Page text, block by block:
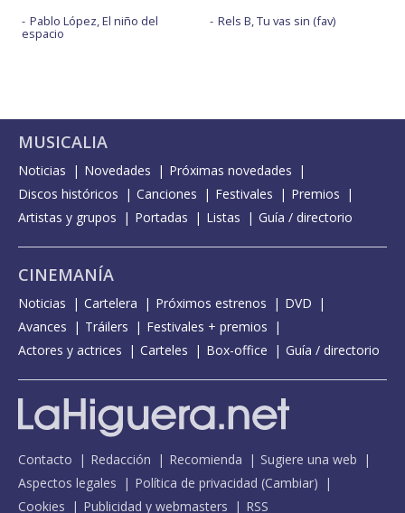
Pablo López, El niño del
espacio
Rels B, Tu vas sin (fav)
MUSICALIA
Noticias Novedades
Próximas novedades
Discos históricos
Canciones Festivales
Premios
Artistas y grupos
Portadas Listas Guía / directorio
CINEMANÍA
Noticias Cartelera Próximos estrenos
DVD
Avances
Tráilers
Festivales + premios
Actores y actrices
Carteles Box-office Guía / directorio
Contacto Redacción Recomienda
Sugiere una web
Aspectos legales
Política de privacidad (Cambiar)
Cookies
Publicidad y webmasters RSS